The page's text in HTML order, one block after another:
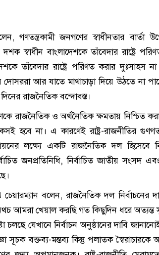
গণতন্ত্রকামী জনগণের স্বাধীনতার
দশক স্বাধীন বাংলাদেশকে তাঁবেদার রাষ্ট্রে
তাঁবেদার রাষ্ট্রে পরিণত করার দুঃসাহস
আর যাতে মাথাচাড়া দিয়ে উঠতে না
রাজনৈতিক বন্দোবস্ত।
রাজনৈতিক ও অর্থনৈতিক ক্ষমতায় নিশ্চিত
হবে না। এ কারণেই রাষ্ট্র-রাজনীতির
লক্ষ্যে একটি রাজনৈতিক দল
জনপ্রতিনিধি, নির্বাচিত জাতীয় সংসদ এবং
চেয়ারম্যান বলেন, রাজনৈতিক দল নির্বাচনের
অথচ আমরা খেয়াল করছি গত কিছুদিন ধরে
চলছে যেখানে নির্বাচন অনুষ্ঠানের দাবি
সূচক বক্তব্য-মন্তব্য কিন্তু পলাতক